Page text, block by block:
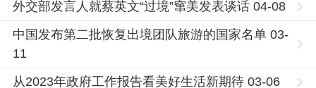
外交部发言人就蔡英文“过境”窜美发表谈话 04-08
中国发布第二批恢复出境团队旅游的国家名单 03-
11
从2023年政府工作报告看美好生活新期待 03-06